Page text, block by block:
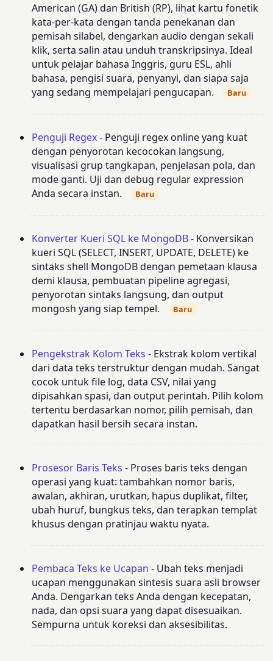
American (GA) dan British (RP), lihat kartu fonetik
kata-per-kata dengan tanda penekanan dan
pemisah silabel, dengarkan audio dengan sekali
klik, serta salin atau unduh transkripsinya. Ideal
untuk pelajar bahasa Inggris, guru ESL, ahli
bahasa, pengisi suara, penyanyi, dan siapa saja
yang sedang mempelajari pengucapan.
Baru
Penguji Regex- Penguji regex online yang kuat
dengan penyorotan kecocokan langsung,
visualisasi grup tangkapan, penjelasan pola, dan
mode ganti. Uji dan debug regular expression
Anda secara instan.
Baru
Konverter Kueri SQL ke MongoDB- Konversikan
kueri SQL (SELECT, INSERT, UPDATE, DELETE) ke
sintaks shell MongoDB dengan pemetaan klausa
demi klausa, pembuatan pipeline agregasi,
penyorotan sintaks langsung, dan output
mongosh yang siap tempel.
Baru
Pengekstrak Kolom Teks - Ekstrak kolom vertikal
dari data teks terstruktur dengan mudah. Sangat
cocok untuk file log, data CSV, nilai yang
dipisahkan spasi, dan output perintah. Pilih kolom
tertentu berdasarkan nomor, pilih pemisah, dan
dapatkan hasil bersih secara instan.
Prosesor Baris Teks - Proses baris teks dengan
operasi yang kuat: tambahkan nomor baris,
awalan, akhiran, urutkan, hapus duplikat, filter,
ubah huruf, bungkus teks, dan terapkan templat
khusus dengan pratinjau waktu nyata.
Pembaca Teks ke Ucapan - Ubah teks menjadi
ucapan menggunakan sintesis suara asli browser
Anda. Dengarkan teks Anda dengan kecepatan,
nada, dan opsi suara yang dapat disesuaikan.
Sempurna untuk koreksi dan aksesibilitas.